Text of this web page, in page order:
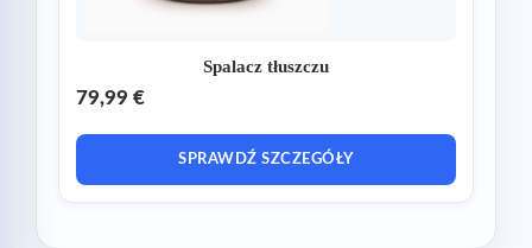
Spalacz tłuszczu
79,99 €
SPRAWDŹ SZCZEGÓŁY